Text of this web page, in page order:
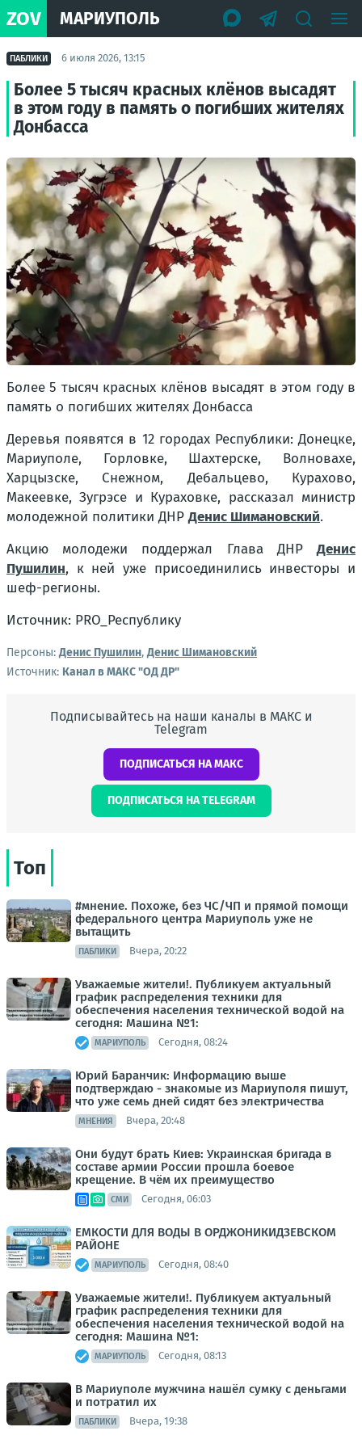
ZOV МАРИУПОЛЬ
ПАБЛИКИ 6 июля 2026, 13:15
Более 5 тысяч красных клёнов высадят
в этом году в память о погибших жителях
Донбасса
Более 5 тысяч красных клёнов высадят в этом году в
память о погибших жителях Донбасса
Деревья появятся в 12 городах Республики: Донецке,
Мариуполе, Горловке, Шахтерске, Волновахе,
Харцызске, Снежном, Дебальцево, Курахово,
Макеевке, Зугрэсе и Кураховке, рассказал министр
молодежной политики ДНРДенис Шимановский.
Акцию молодежи поддержал Глава ДНРДенис
Пушилин, к ней уже присоединились инвесторы и
шеф-регионы.
Источник: PRO_Республику
Персоны: Денис Пушилин,Денис Шимановский
Источник: Канал в МАКС "ОД ДР"
Подписывайтесь на наши каналы в МАКС и
Telegram
ПОДПИСАТЬСЯ НА МАКС
ПОДПИСАТЬСЯ НА TELEGRAM
Топ
#мнение. Похоже, без ЧС/ЧП и прямой помощи
федерального центра Мариуполь уже не
вытащить
ПАБЛИКИ Вчера, 20:22
Уважаемые жители!. Публикуем актуальный
график распределения техники для
обеспечения населения технической водой на
сегодня: Машина №1:
МАРИУПОЛЬ Сегодня, 08:24
Юрий Баранчик: Информацию выше
подтверждаю - знакомые из Мариуполя пишут,
что уже семь дней сидят без электричества
МНЕНИЯ Вчера, 20:48
Они будут брать Киев: Украинская бригада в
составе армии России прошла боевое
крещение. В чём их преимущество
СМИ Сегодня, 06:03
ЕМКОСТИ ДЛЯ ВОДЫ В ОРДЖОНИКИДЗЕВСКОМ
РАЙОНЕ
МАРИУПОЛЬ Сегодня, 08:40
Уважаемые жители!. Публикуем актуальный
график распределения техники для
обеспечения населения технической водой на
сегодня: Машина №1:
МАРИУПОЛЬ Сегодня, 08:13
В Мариуполе мужчина нашёл сумку с деньгами
и потратил их
ПАБЛИКИ Вчера, 19:38